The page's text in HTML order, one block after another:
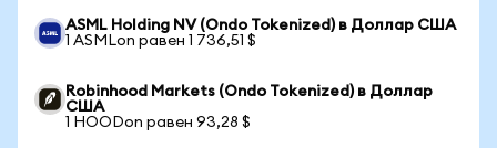
ASML Holding NV (Ondo Tokenized) в Доллар США
1 ASMLon равен 1 736,51 $
Robinhood Markets (Ondo Tokenized) в Доллар
США
1 HOODon равен 93,28 $